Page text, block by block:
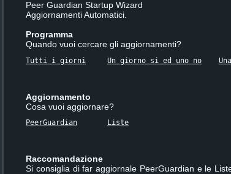
Peer Guardian Startup Wizard
Aggiornamenti Automatici.
Programma
Quando vuoi cercare gli aggiornamenti?
Tutti i giorni Un giorno si ed uno no
Aggiornamento
Cosa vuoi aggiornare?
PeerGuardian Liste
Raccomandazione
Si consiglia di far aggiornale PeerGuardian e le